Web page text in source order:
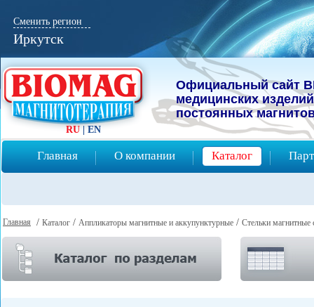
Официальный сайт
мeдицинcких
постоянных
Главная О компании Каталог
RU | EN
Сменить регион
Иркутск
Главная / Каталог / Аппликаторы магнитные и аккупунктурные / Стельки